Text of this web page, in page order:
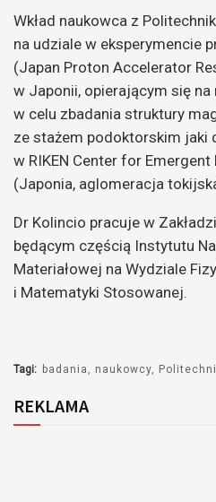
Wkład naukowca z
na udziale w eksperymencie
(Japan Proton Accelerator
w Japonii, opierającym się
w celu zbadania struktury
ze stażem podoktorskim jaki
w RIKEN Center for
(Japonia, aglomeracja
Dr Kolincio pracuje w
będącym częścią Instytutu
Materiałowej na Wydziale
i Matematyki Stosowanej.
Tagi: badania naukowcy
REKLAMA